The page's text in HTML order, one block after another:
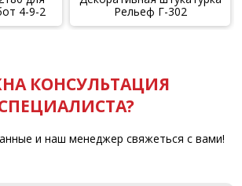
4-9-2
Рельеф Г-302
КОНСУЛЬТАЦИЯ
и наш менеджер свяжеться с вами!